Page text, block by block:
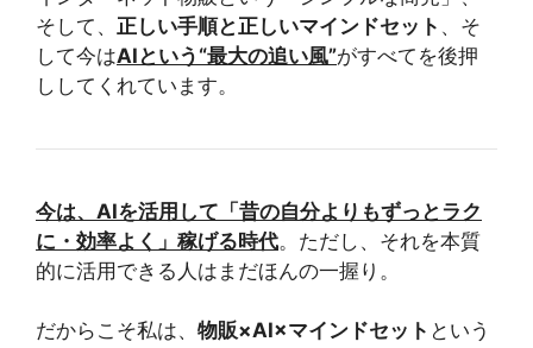
そして、 正しい手順と正しいマインドセット 、そ
して今はAIという“最大の追い風”がすべてを後押
ししてくれています。
今は、AIを活用して「昔の自分よりもずっとラク
に・効率よく」稼げる時代。ただし、それを本質
的に活用できる人はまだほんの一握り。
だからこそ私は、 物販×AI×マインドセット という